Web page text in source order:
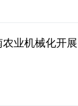
业机械化开展